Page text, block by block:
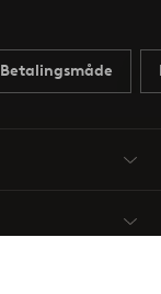
Betalingsmåde